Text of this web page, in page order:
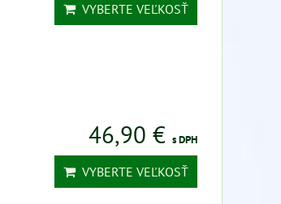
VYBERTE VEĽKOSŤ
46,90 € s DPH
VYBERTE VEĽKOSŤ